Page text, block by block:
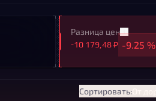
Разница цен
-10 179,48 ₽ -9.25 %
Сортировать: